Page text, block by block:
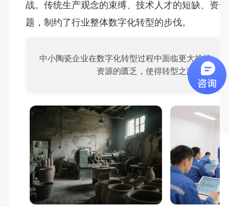
战。传统生产观念的束缚、技术人才的短缺、资
题，制约了行业整体数字化转型的步伐。
中小陶瓷企业在数字化转型过程中面临更大挑战，
资源的匮乏，使得转型之路更为艰难